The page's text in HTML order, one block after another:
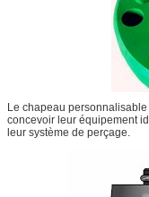
Le chapeau
concevoir leur équipement
leur système de perçage.